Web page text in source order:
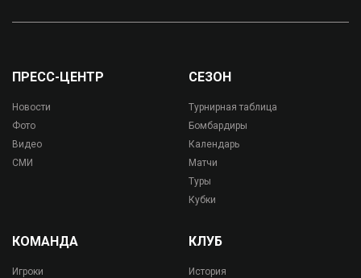
ПРЕСС-ЦЕНТР
Новости
Фото
Видео
СМИ
СЕЗОН
Турнирная таблица
Бомбардиры
Календарь
Матчи
Туры
Кубки
КОМАНДА
Игроки
КЛУБ
История